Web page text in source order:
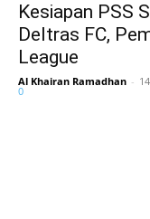
Kesiapan PSS
Deltras FC,
League
Al Khairan Ramadhan -
0